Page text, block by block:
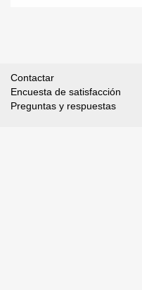
Contactar
Encuesta de satisfacción
Preguntas y respuestas